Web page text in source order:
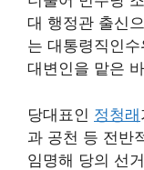
대 행정관 출신
는 대통령직인
대변인을 맡은
당대표인 정청래
과 공천 등 전반
임명해 당의 선